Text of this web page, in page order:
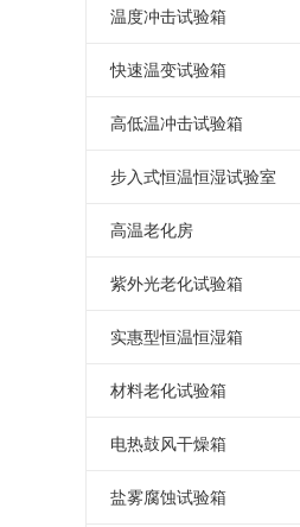
小型冷热冲击试验箱
三箱冷热冲击试验箱
两箱冷热冲击试验箱
高低温试验机
可程式高低温试验箱
高低温交变试验箱
高低温循环试验箱
高低温恒温试验箱
高低温老化试验箱
高低温箱
湿热老化测试箱
高低温交变湿热试验箱
高低温湿热老化试验箱
小型恒温恒湿试验箱
小型高低温试验箱
立式恒温恒湿试验箱
恒温恒湿箱
恒温恒湿试验箱
恒温恒湿测试箱
恒温恒湿试验机
小型恒温恒湿箱
温湿度试验箱
可程式恒温恒湿箱
低湿型恒温恒湿箱
恒温恒湿箱价格
恒温恒湿箱厂家
温度冲击试验箱
温度冲击试验箱
温度冲击试验机
温度冲击测试箱
温度冲击测试机
快速温变试验箱
温度循环试验箱
快速温变试验箱
应力筛选试验箱
快速温变试验箱
高低温冲击试验箱
高低温冲击试验箱
高低温冲击试验机
高低温冲击测试箱
高低温冲击测试机
步入式恒温恒湿试验室
步入式恒温恒湿试验室
恒温恒湿实验室
步入式高低温试验室
大型恒温恒湿房
高温老化房
高温老化房
高温老化室
步入式老化房
紫外光老化试验箱
紫外光老化试验箱
紫外线耐候试验箱
UV光老化试验箱
实惠型恒温恒湿箱
小型恒温恒湿箱
简单恒温恒湿箱
实惠型恒温恒湿箱
材料老化试验箱
UV紫外线老化测试仪
湿热老化试验箱
电热鼓风干燥箱
高温烤箱
盐雾腐蚀试验箱